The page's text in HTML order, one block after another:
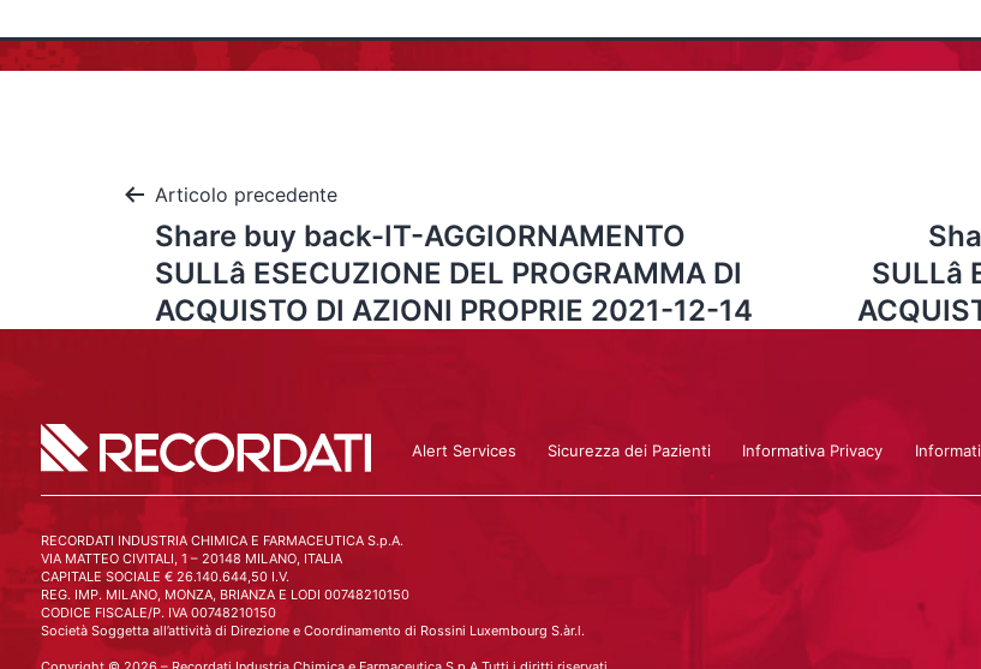
Articolo precedente
Share buy back-IT-AGGIORNAMENTO
SULLâ ESECUZIONE DEL PROGRAMMA DI
ACQUISTO DI AZIONI PROPRIE 2021-12-14
SULLâ
Alert Services Sicurezza dei Pazienti Informativa Privacy
RECORDATI INDUSTRIA CHIMICA E FARMACEUTICA S.p.A.
VIA MATTEO CIVITALI, 1 – 20148 MILANO, ITALIA
CAPITALE SOCIALE € 26.140.644,50 I.V.
REG. IMP. MILANO, MONZA, BRIANZA E LODI 00748210150
CODICE FISCALE/P. IVA 00748210150
Società Soggetta all’attività di Direzione e Coordinamento di Rossini Luxembourg S.àr.l.